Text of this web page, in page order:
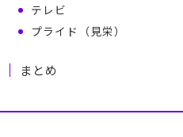
テレビ
プライド（見栄）
まとめ